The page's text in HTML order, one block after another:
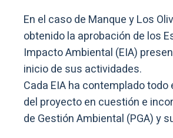
En el caso de Manque y Los
obtenido la aprobación de los
Impacto Ambiental (EIA)
inicio de sus actividades.
Cada EIA ha contemplado todo
del proyecto en cuestión e
de Gestión Ambiental (PGA) y